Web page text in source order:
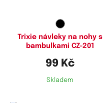
Trixie návleky na nohy s
bambulkami CZ-201
99 Kč
Skladem